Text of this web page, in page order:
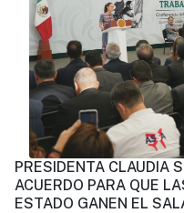
PRESIDENTA CLAUDIA
ACUERDO PARA QUE
ESTADO GANEN EL